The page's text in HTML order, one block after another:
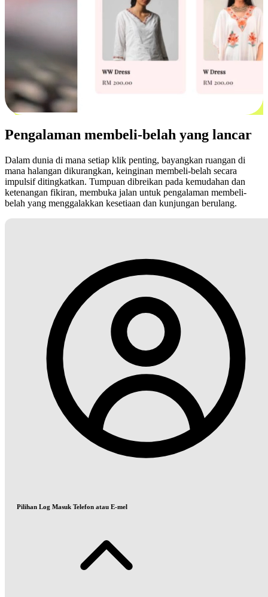
Pengalaman membeli-belah yang lancar
Dalam dunia di mana setiap klik penting, bayangkan ruangan di
mana halangan dikurangkan, keinginan membeli-belah secara
impulsif ditingkatkan. Tumpuan dibreikan pada kemudahan dan
ketenangan fikiran, membuka jalan untuk pengalaman membeli-
belah yang menggalakkan kesetiaan dan kunjungan berulang.
Pilihan Log Masuk Telefon atau E-mel